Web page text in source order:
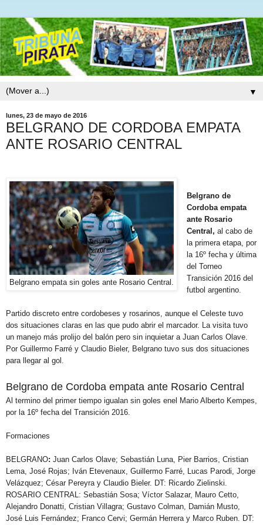
▼
lunes, 23 de mayo de 2016
BELGRANO DE CORDOBA EMPATA
ANTE ROSARIO CENTRAL
Belgrano empata sin goles ante Rosario Central.
Belgrano de
Cordoba empata
ante Rosario
Central, al cabo de
la primera etapa, por
la 16º fecha y última
del Torneo
Transición 2016 del
futbol argentino.
Partido discreto entre cordobeses y rosarinos, aunque el Celeste tuvo
dos situaciones claras en las que pudo abrir el marcador. La visita tuvo
un manejo más prolijo del balón pero sin inquietar a Juan Carlos Olave.
Por Guillermo Farré y Claudio Bieler, Belgrano tuvo sus dos situaciones
para llegar al gol.
Belgrano de Cordoba empata ante Rosario Central
Al termino del primer tiempo igualan sin goles enel Mario Alberto Kempes,
por la 16º fecha del Transición 2016.
Formaciones
BELGRANO: Juan Carlos Olave; Sebastián Luna, Pier Barrios, Cristian
Lema, José Rojas; Iván Etevenaux, Guillermo Farré, Lucas Parodi, Jorge
Velázquez; César Pereyra y Claudio Bieler. DT: Ricardo Zielinski.
ROSARIO CENTRAL: Sebastián Sosa; Víctor Salazar, Mauro Cetto,
Alejandro Donatti, Cristian Villagra; Gustavo Colman, Damián Musto,
José Luis Fernández; Franco Cervi; Germán Herrera y Marco Ruben. DT: